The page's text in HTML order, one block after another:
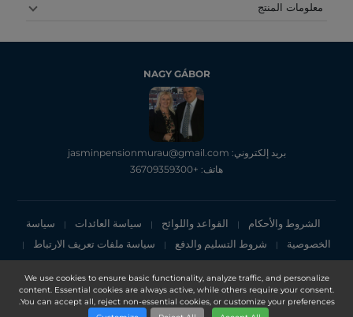
We use cookies to ensure basic functionality, analyze traffic, and personalize
content. Essential cookies are always active, while others require your consent.
You can accept all, reject non-essential cookies, or customize your preferences.
معلومات المنتج
NAGY GÁBOR
بريد إلكتروني: jasminpensionmurau@gmail.com
هاتف: +36709359300
الشروط والأحكام | القواعد واللوائح | سياسة العائدات |
سياسة
الخصوصية
| شروط التسليم والدفع | سياسة ملفات تعريف الارتباط |
إشعار الخصوصية
Copyright 2025, DXN Holdings Bhd. 199501033918 (363120-V)